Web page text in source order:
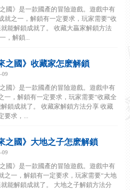
之國》是一款國產的冒險遊戲。遊戲中有
就之一，解鎖有一定要求，玩家需要“收
能解鎖成就了。 收藏大贏家解鎖方法
，解鎖...
之國》收藏家怎麽解鎖
09
之國》是一款國產的冒險遊戲。遊戲中有
一，解鎖有一定要求，玩家需要“收藏全
鎖成就了。 收藏家解鎖方法分享 收藏
求，...
之國》大地之子怎麽解鎖
09
之國》是一款國產的冒險遊戲。遊戲中有
之一，解鎖有一定要求，玩家需要“大地
能解鎖成就了。 大地之子解鎖方法分